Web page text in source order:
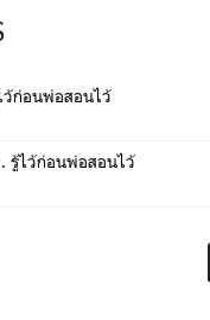
ว้ก่อนพ่อสอนไว้
รู้ไว้ก่อนพ่อสอนไว้